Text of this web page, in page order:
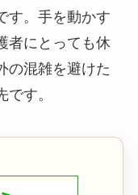
す。手を動かす
者にとっても休
の混雑を避けた
す。